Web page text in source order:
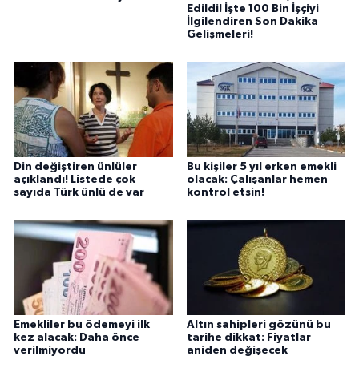
Edildi! İşte 100 Bin İşçiyi
İlgilendiren Son Dakika
Gelişmeleri!
Din değiştiren ünlüler
açıklandı! Listede çok
sayıda Türk ünlü de var
Bu kişiler 5 yıl erken emekli
olacak: Çalışanlar hemen
kontrol etsin!
Emekliler bu ödemeyi ilk
kez alacak: Daha önce
verilmiyordu
Altın sahipleri gözünü bu
tarihe dikkat: Fiyatlar
aniden değişecek